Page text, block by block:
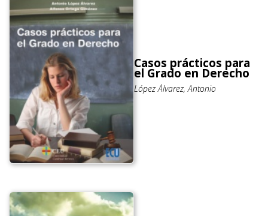
Casos prácticos para
el Grado en Derecho
López Álvarez, Antonio